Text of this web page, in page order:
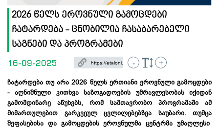
2026 წელს ეროვნული გამოცდები
ჩატარდება - ცნობილია ჩასაბარებელი
საგნები და პროგრამები
16-09-2025 - +
ჩატარდება თუ არა 2026 წელს ერთიანი ეროვნული გამოცდები
- აღნიშნული კითხვა საზოგადოების უმრავლესობას იქიდან
გამომდინარე აწუხებს, რომ სამთავრობო პროგრამაში ამ
მიმართულებით გარკვეულ ცვლილებებზეა საუბარი. თუმცა
შეფასებისა და გამოცდების ეროვნულმა ცენტრმა უმაღლესი